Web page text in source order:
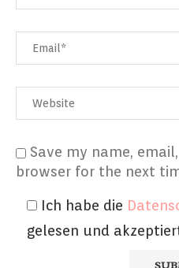
Save my name,
browser for the next
Ich habe die
gelesen und